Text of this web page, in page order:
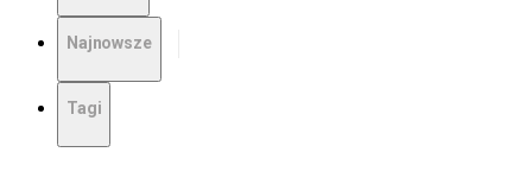
Najnowsze
Tagi